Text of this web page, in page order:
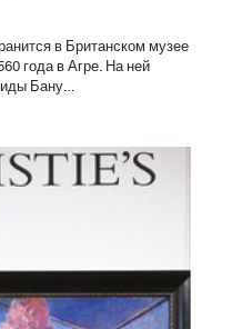
в Британском музее
года в Агре. На ней
Бану…